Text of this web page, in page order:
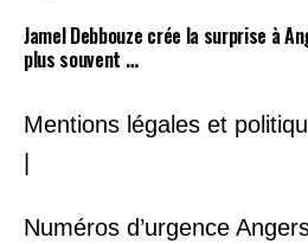
Jamel Debbouze crée la surprise à
plus souvent …
Mentions légales et
Numéros d’urgence